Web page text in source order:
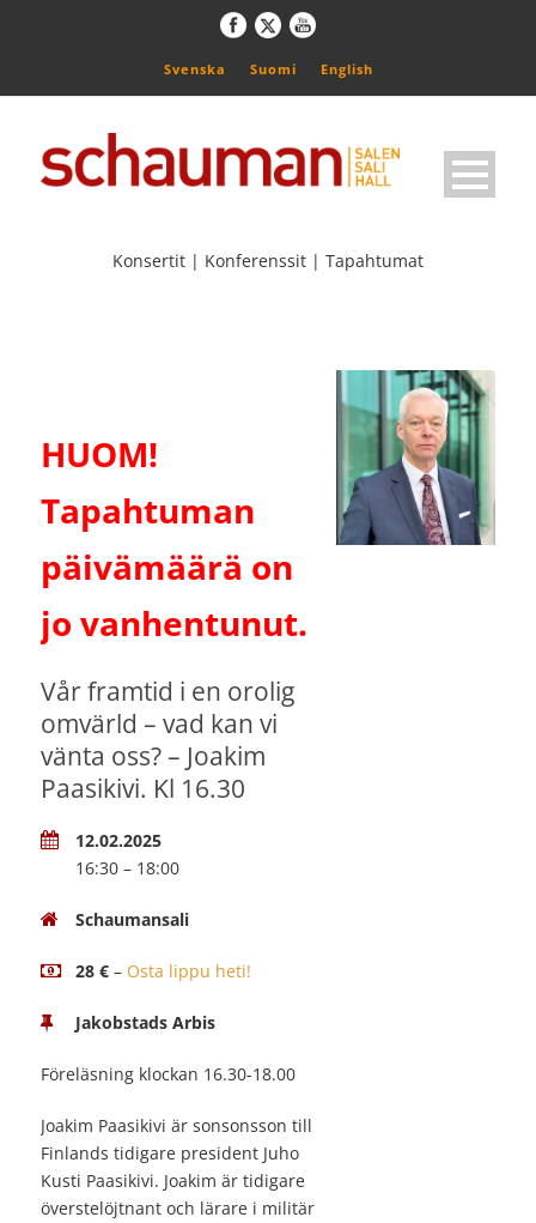
Svenska Suomi English
Konsertit | Konferenssit | Tapahtumat
HUOM!
Tapahtuman
päivämäärä on
jo vanhentunut.
Vår framtid i en orolig
omvärld – vad kan vi
vänta oss? – Joakim
Paasikivi. Kl 16.30
12.02.2025
16:30 – 18:00
Schaumansali
28 € – Osta lippu heti!
Jakobstads Arbis
Föreläsning klockan 16.30-18.00
Joakim Paasikivi är sonsonsson till
Finlands tidigare president Juho
Kusti Paasikivi. Joakim är tidigare
överstelöjtnant och lärare i militär